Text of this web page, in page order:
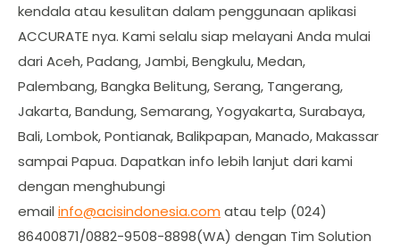
kendala atau kesulitan dalam penggunaan aplikasi
ACCURATE nya. Kami selalu siap melayani Anda mulai
dari Aceh, Padang, Jambi, Bengkulu, Medan,
Palembang, Bangka Belitung, Serang, Tangerang,
Jakarta, Bandung, Semarang, Yogyakarta, Surabaya,
Bali, Lombok, Pontianak, Balikpapan, Manado, Makassar
sampai Papua. Dapatkan info lebih lanjut dari kami
dengan menghubungi
email info@acisindonesia.com atau telp (024)
86400871/0882-9508-8898(WA) dengan Tim Solution